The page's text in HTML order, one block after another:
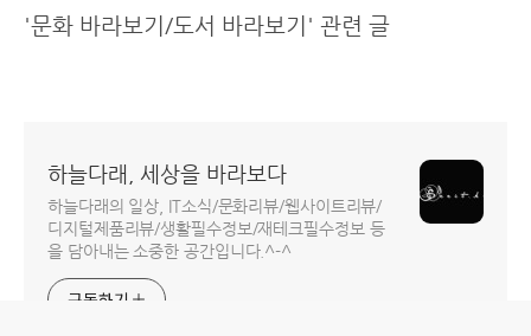
'문화 바라보기/도서 바라보기' 관련 글
하늘다래, 세상을 바라보다
하늘다래의 일상, IT소식/문화리뷰/웹사이트리뷰/
디지털제품리뷰/생활필수정보/재테크필수정보 등
을 담아내는 소중한 공간입니다.^-^
구독하기